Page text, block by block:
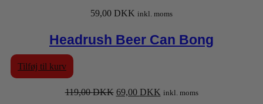
59,00 DKK inkl. moms
Headrush Beer Can Bong
Tilføj til kurv
119,00DKK Den
69,00 DKKDen
inkl. moms